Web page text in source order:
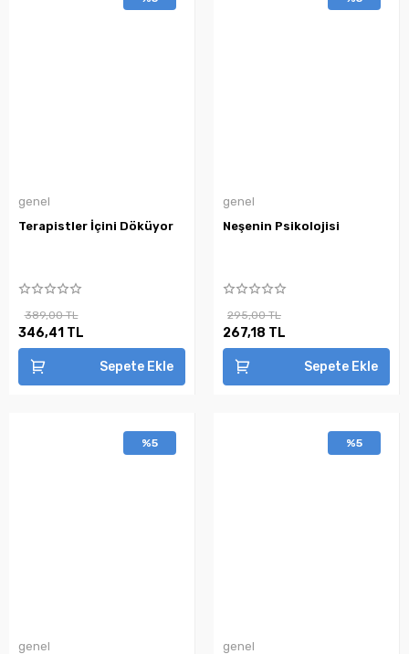
genel
Terapistler İçini Döküyor
389,00 TL
346,41 TL
Sepete Ekle
genel
Neşenin Psikolojisi
295,00 TL
267,18 TL
Sepete Ekle
%5
genel
%5
genel